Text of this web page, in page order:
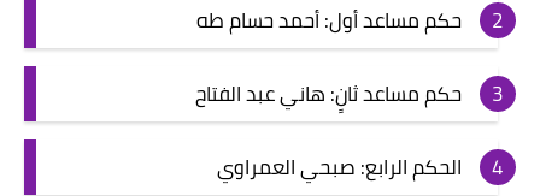
حكم مساعد أول: أحمد حسام طه
حكم مساعد ثانٍ: هاني عبد الفتاح
الحكم الرابع: صبحي العمراوي